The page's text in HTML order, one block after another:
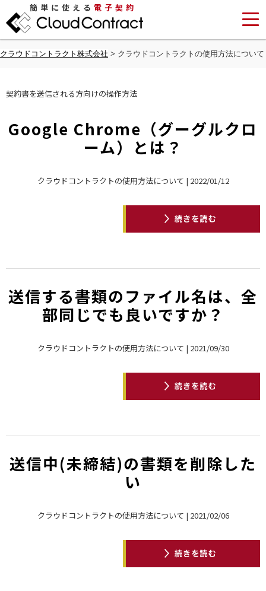
簡単に使える 電子契約
クラウドコントラクト株式会社 > クラウドコントラクトの使用方法について
契約書を送信される方向けの操作方法
Google Chrome（グーグルクロ
ーム）とは？
クラウドコントラクトの使用方法について | 2022/01/12
送信する書類のファイル名は、全
部同じでも良いですか？
クラウドコントラクトの使用方法について | 2021/09/30
送信中(未締結)の書類を削除した
い
クラウドコントラクトの使用方法について | 2021/02/06